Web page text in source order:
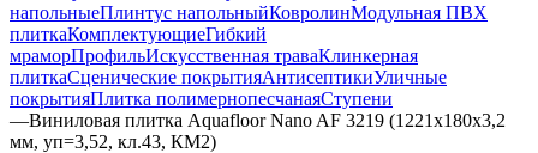
напольныеПлинтус напольныйКовролинМодульная ПВХ
плиткаКомплектующиеГибкий
мраморПрофильИскусственная траваКлинкерная
плиткаСценические покрытияАнтисептикиУличные
покрытияПлитка полимернопесчанаяСтупени
—Виниловая плитка Aquafloor Nano AF 3219 (1221х180х3,2
мм, уп=3,52, кл.43, КМ2)